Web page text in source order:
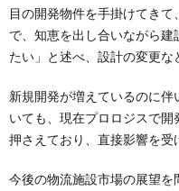
目の開発物件を手掛けてき
で、知恵を出し合いながら
たい」と述べ、設計の変更な
新規開発が増えているのに
いても、現在プロロジスで
押さえており、直接影響を受
今後の物流施設市場の展望